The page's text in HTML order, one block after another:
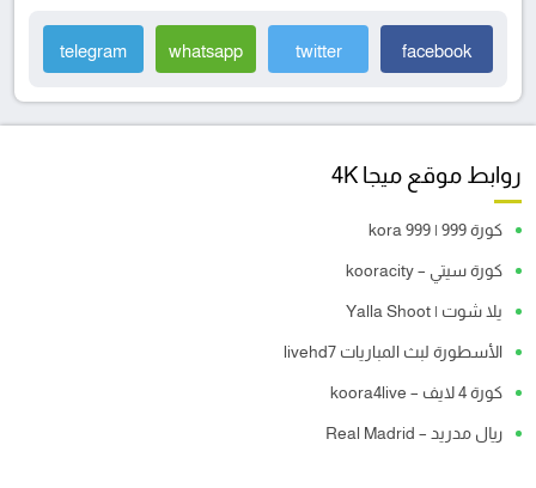
facebook
twitter
whatsapp
telegram
روابط موقع ميجا 4K
كورة 999 | kora 999
كورة سيتي – kooracity
يلا شوت | Yalla Shoot
الأسطورة لبث المباريات livehd7
كورة 4 لايف – koora4live
ريال مدريد – Real Madrid